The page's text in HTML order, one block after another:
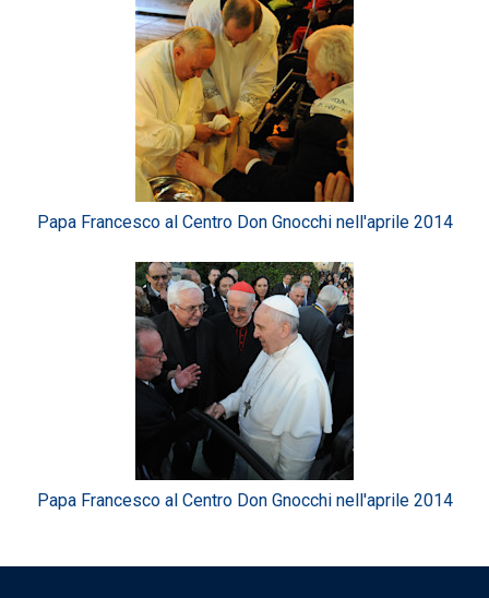
Papa Francesco al Centro Don Gnocchi nell'aprile 2014
Papa Francesco al Centro Don Gnocchi nell'aprile 2014